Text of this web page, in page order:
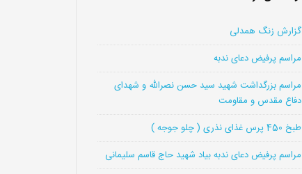
گزارش زنگ همدلی
مراسم پرفیض دعای ندبه
مراسم بزرگداشت شهید سید حسن نصرالله و شهدای
دفاع مقدس و مقاومت
طبخ 450 پرس غذای نذری ( چلو جوجه )
مراسم پرفیض دعای ندبه بیاد شهید حاج قاسم سلیمانی